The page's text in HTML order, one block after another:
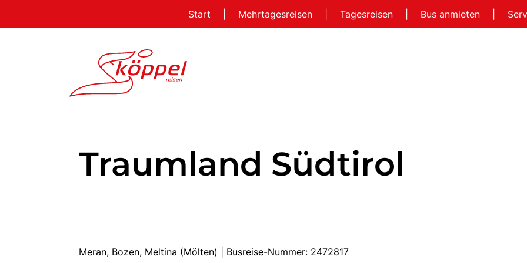
Start Mehrtagesreisen Tagesreisen Bus anmieten
Traumland Südtirol
Meran, Bozen, Meltina (Mölten) | Busreise-Nummer: 2472817